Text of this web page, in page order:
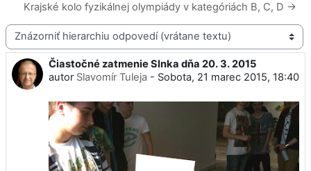
Krajské kolo fyzikálnej olympiády v kategóriách B, C, D →
Mód zobrazenia
Čiastočné zatmenie Slnka dňa 20. 3. 2015
autor Slavomír Tuleja - Sobota, 21 marec 2015, 18:40
Počet odpovedí: 0